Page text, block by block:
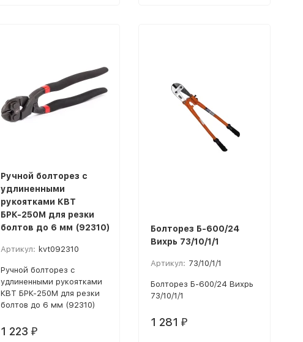
Ручной болторез с
удлиненными
рукоятками КВТ
БРК-250М для резки
болтов до 6 мм (92310)
Артикул: kvt092310
Ручной болторез с
удлиненными рукоятками
КВТ БРК-250М для резки
болтов до 6 мм (92310)
1 223 ₽
Болторез Б-600/24
Вихрь 73/10/1/1
Артикул: 73/10/1/1
Болторез Б-600/24 Вихрь
73/10/1/1
1 281 ₽